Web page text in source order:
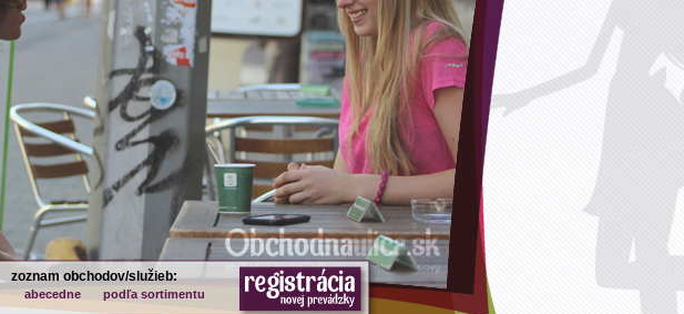
zoznam obchodov/služieb:
abecedne podľa sortimentu